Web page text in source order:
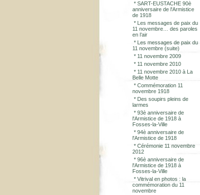
* SART-EUSTACHE 90è
anniversaire de l'Armistice
de 1918
* Les messages de paix du
11 novembre… des paroles
en l’air
* Les messages de paix du
11 novembre (suite)
* 11 novembre 2009
* 11 novembre 2010
* 11 novembre 2010 à La
Belle Motte
* Commémoration 11
novembre 1918
* Des soupirs pleins de
larmes
* 93è anniversaire de
l'Armistice de 1918 à
Fosses-la-Ville
* 94è anniversaire de
l'Armistice de 1918
* Cérémonie 11 novembre
2012
* 96è anniversaire de
l'Armistice de 1918 à
Fosses-la-Ville
* Vitrival en photos : la
commémoration du 11
novembre